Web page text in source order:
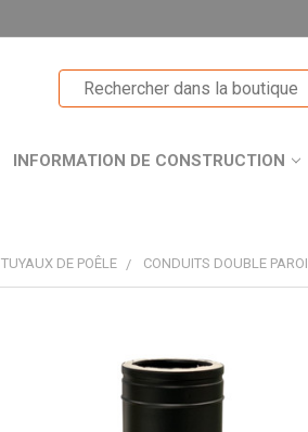
INFORMATION DE CONSTRUCTION
TUYAUX DE POÊLE CONDUITS DOUBLE PAROI